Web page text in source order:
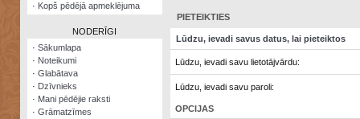
Visatcera
almanahs
Arhīvs
· Kopš pēdējā apmeklējuma
NODERĪGI
· Sākumlapa
· Noteikumi
· Glabātava
· Dzīvnieks
· Mani pēdējie raksti
· Grāmatzīmes
PIETEIKTIES
Lūdzu, ievadi savus datus, lai pieteiktos
Lūdzu, ievadi savu lietotājvārdu:
Lūdzu, ievadi savu paroli:
OPCIJAS